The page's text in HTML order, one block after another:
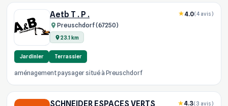
Aetb T . P .
Preuschdorf (67250)
23.1 km
4.0(4 avis)
Jardinier Terrassier
aménagement paysager situé à Preuschdorf
SCHNEIDER ESPACES VERTS 4.3(3 avis)